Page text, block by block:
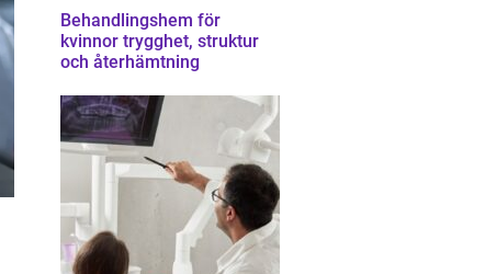
Behandlingshem för
kvinnor trygghet, struktur
och återhämtning